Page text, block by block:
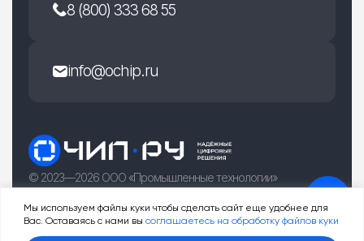
Мы используем файлы куки чтобы сделать сайт еще удобнее для
Вас. Оставаясь с нами вы соглашаетесь на обработку файлов куки
8 (800) 333 68 55
info@ochip.ru
© 2023—2026 ООО «Промышленные технологии»